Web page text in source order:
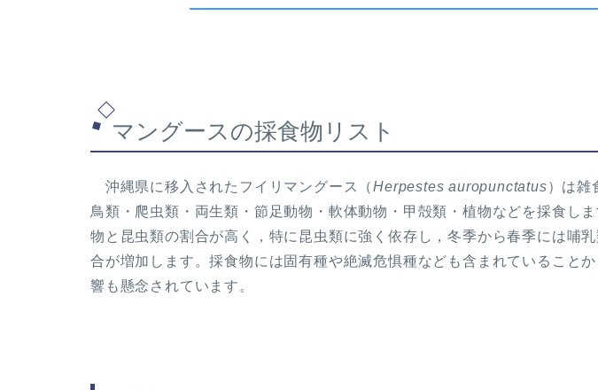
マングースの採食物リスト
沖縄県に移入されたフイリマングース（Herpestes auropunctatus）は雑
鳥類・爬虫類・両生類・節足動物・軟体動物・甲殻類・植物などを採食し
物と昆虫類の割合が高く，特に昆虫類に強く依存し，冬季から春季には哺
合が増加します。採食物には固有種や絶滅危惧種なども含まれていること
響も懸念されています。